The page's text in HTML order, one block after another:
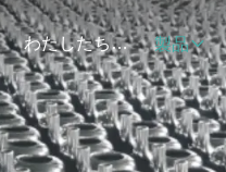
わたしたち に つい て 製品